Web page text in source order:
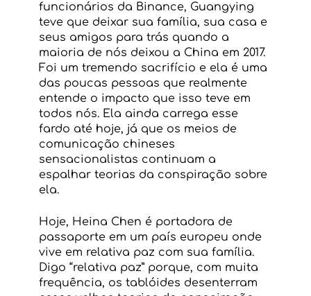
funcionários da Binance, Guangying
teve que deixar sua família, sua casa e
seus amigos para trás quando a
maioria de nós deixou a China em 2017.
Foi um tremendo sacrifício e ela é uma
das poucas pessoas que realmente
entende o impacto que isso teve em
todos nós. Ela ainda carrega esse
fardo até hoje, já que os meios de
comunicação chineses
sensacionalistas continuam a
espalhar teorias da conspiração sobre
ela.
Hoje, Heina Chen é portadora de
passaporte em um país europeu onde
vive em relativa paz com sua família.
Digo “relativa paz” porque, com muita
frequência, os tablóides desenterram